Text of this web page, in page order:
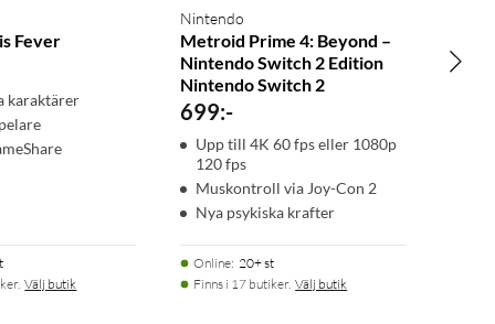
Fever
karaktärer
Välj butik
Nintendo
Metroid Prime 4: Beyond –
Nintendo Switch 2 Edition
Nintendo Switch 2
699:-
Upp till 4K 60 fps eller 1080p
120 fps
Muskontroll via Joy-Con 2
Nya psykiska krafter
Online: 20+ st
Finns i 17 butiker. Välj butik